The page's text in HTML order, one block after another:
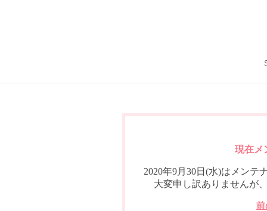
現在メ
2020年9月30日(水)はメンテ
大変申し訳ありませんが
前